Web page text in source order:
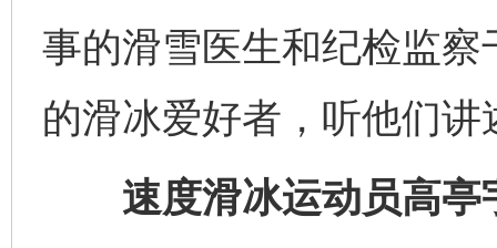
事的滑雪医生和纪检监察
的滑冰爱好者，听他们
速度滑冰运动员高亭